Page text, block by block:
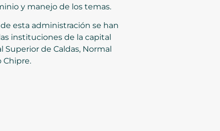
y manejo de los temas.
esta administración se han
instituciones de la capital
de Caldas, Normal
Chipre.